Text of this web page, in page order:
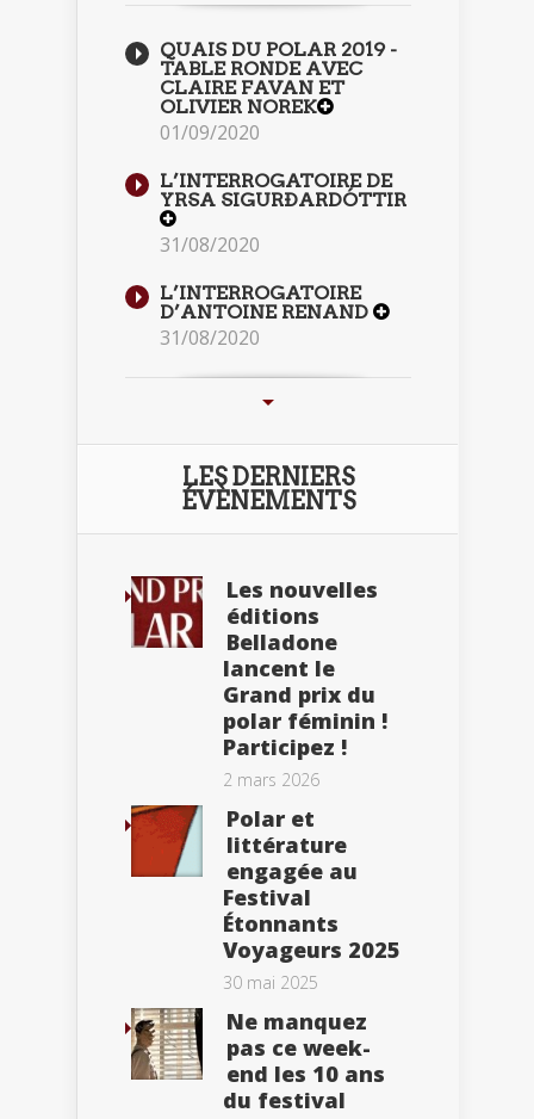
QUAIS DU POLAR 2019 -
TABLE RONDE AVEC
CLAIRE FAVAN ET
OLIVIER NOREK
01/09/2020
L’INTERROGATOIRE DE
YRSA SIGURÐARDÓTTIR
31/08/2020
L’INTERROGATOIRE
D’ANTOINE RENAND
31/08/2020
LES DERNIERS
ÉVÈNEMENTS
Les nouvelles
éditions
Belladone
lancent le
Grand prix du
polar féminin !
Participez !
2 mars 2026
Polar et
littérature
engagée au
Festival
Étonnants
Voyageurs 2025
30 mai 2025
Ne manquez
pas ce week-
end les 10 ans
du festival